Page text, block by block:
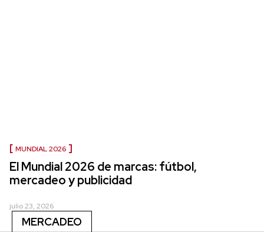
MUNDIAL 2026
El Mundial 2026 de marcas: fútbol,
mercadeo y publicidad
julio 23, 2026
MERCADEO